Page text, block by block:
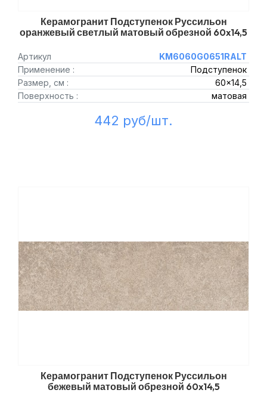
Керамогранит Подступенок Руссильон
оранжевый светлый матовый обрезной 60x14,5
Артикул
KM6060G0651RALT
Применение :
Подступенок
Размер, см :
60x14,5
Поверхность :
матовая
442 руб/шт.
Керамогранит Подступенок Руссильон
бежевый матовый обрезной 60x14,5